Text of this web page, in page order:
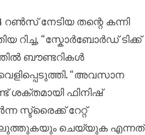
റൺസ് നേടിയ തന്റെ കന്നി
റിച്ച, “സ്കോർബോർഡ് ടിക്ക്
ബൗണ്ടറികൾ
“അവസാന
ഫിനിഷ്
സ്ട്രൈക്ക് റേറ്റ്
ചെയ്യുക എന്നത്